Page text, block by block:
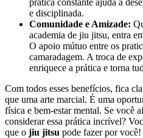
e disciplinada.
Comunidade e Amizade:
academia de jiu jitsu, entra
O apoio mútuo entre os
camaradagem. A troca de
enriquece a prática e torna
Com todos esses benefícios, fica
que uma arte marcial. É uma
física e bem-estar mental. Se você
considerar essa prática incrível?
que o jiu jitsu pode fazer por você!